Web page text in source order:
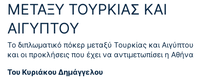
ΜΕΤΑΞΥ ΤΟΥΡΚΙΑΣ ΚΑΙ
ΑΙΓΥΠΤΟΥ
Το διπλωματικό πόκερ μεταξύ Τουρκίας και Αιγύπτου
και οι προκλήσεις που έχει να αντιμετωπίσει η Αθήνα
Του Κυριάκου Δημάγγελου